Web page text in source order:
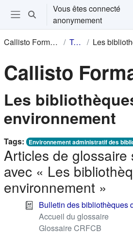
Passer au contenu principal
Ouvrir le menu de navigation
Activer/désactiver la saisie de
Vous êtes connecté
anonymement
Callisto Formation Tags
Callisto
Les
environnement
Tags: Environnement administratif des
Articles de glossaire
avec « Les
environnement »
Bulletin des bibliothèques
Accueil du glossaire
Glossaire CRFCB